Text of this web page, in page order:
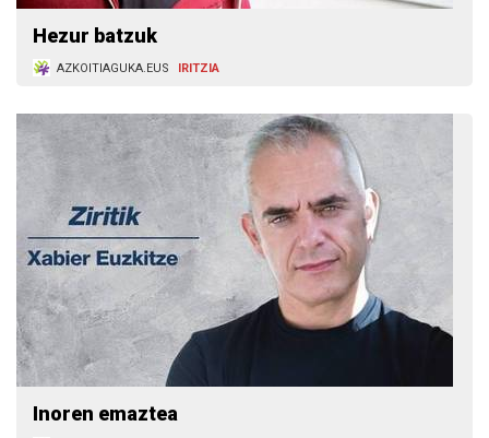
Hezur batzuk
AZKOITIAGUKA.EUS IRITZIA
Inoren emaztea